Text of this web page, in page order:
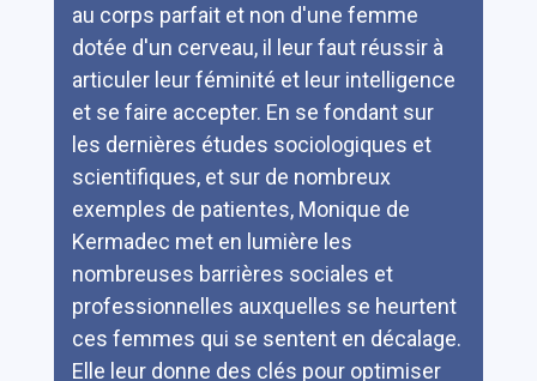
au corps parfait et non d'une femme
dotée d'un cerveau, il leur faut réussir à
articuler leur féminité et leur intelligence
et se faire accepter. En se fondant sur
les dernières études sociologiques et
scientifiques, et sur de nombreux
exemples de patientes, Monique de
Kermadec met en lumière les
nombreuses barrières sociales et
professionnelles auxquelles se heurtent
ces femmes qui se sentent en décalage.
Elle leur donne des clés pour optimiser